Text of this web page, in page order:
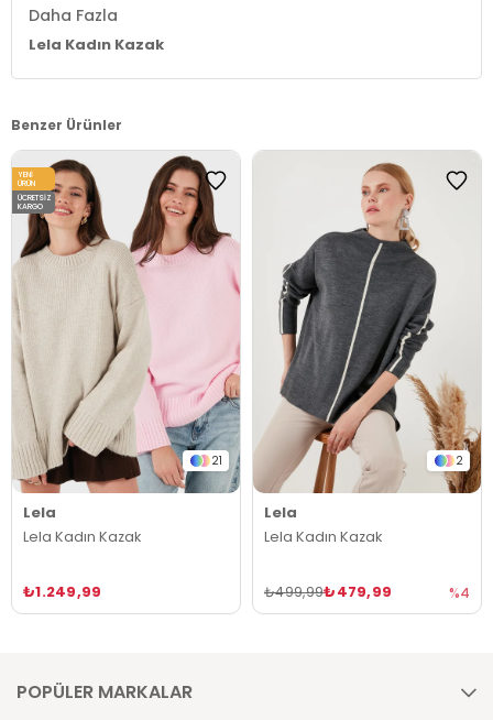
Daha Fazla
Lela Kadın Kazak
Benzer Ürünler
21
Lela
Lela Kadın Kazak
₺1.249,99
YENI
ÜRÜN
ÜCRETSIZ
KARGO
2
Lela
Lela Kadın Kazak
₺479,99
₺499,99 %4
POPÜLER MARKALAR